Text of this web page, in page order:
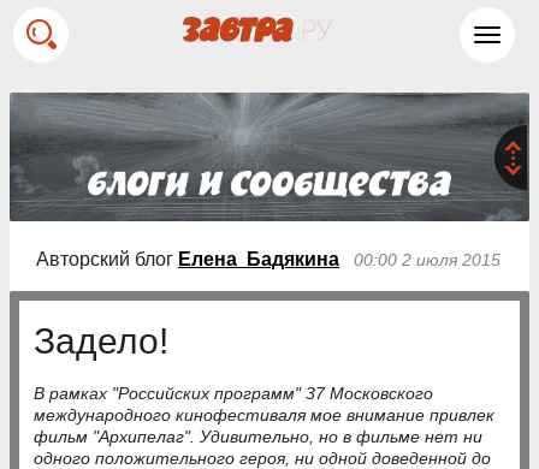
Авторский блог Елена Бадякина 00:00 2 июля 2015
Задело!
В рамках "Российских программ" 37 Московского
международного кинофестиваля мое внимание привлек
фильм "Архипелаг". Удивительно, но в фильме нет ни
одного положительного героя, ни одной доведенной до